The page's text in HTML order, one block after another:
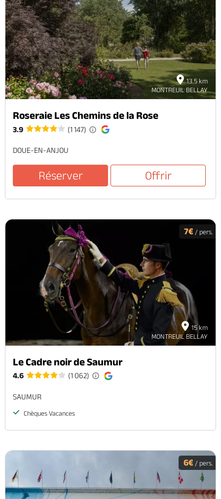
13.5 km
MONTREUIL BELLAY
Roseraie Les Chemins de la Rose
3.9 (1 147)
DOUE-EN-ANJOU
Réserver Offrir
15 km
MONTREUIL BELLAY
7€ / pers.
Le Cadre noir de Saumur
4.6 (1 062)
SAUMUR
Chèques Vacances
6€ / pers.